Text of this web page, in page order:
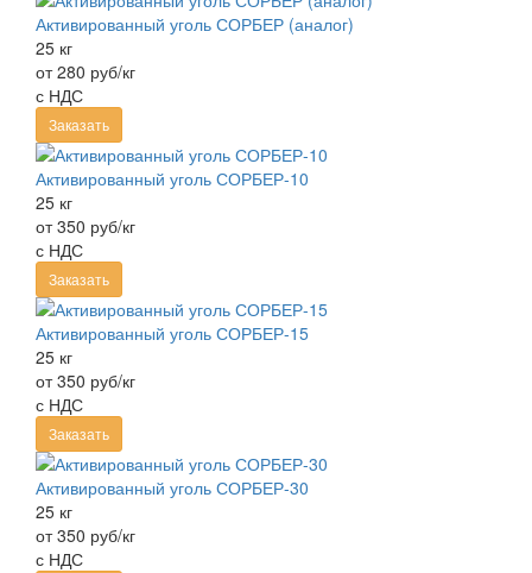
Активированный уголь СОРБЕР (аналог)
25 кг
от 280 руб/кг
с НДС
Заказать
Активированный уголь СОРБЕР-10
25 кг
от 350 руб/кг
с НДС
Заказать
Активированный уголь СОРБЕР-15
25 кг
от 350 руб/кг
с НДС
Заказать
Активированный уголь СОРБЕР-30
25 кг
от 350 руб/кг
с НДС